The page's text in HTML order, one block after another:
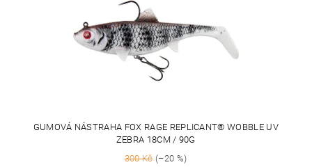
GUMOVÁ NÁSTRAHA FOX RAGE REPLICANT® WOBBLE UV
ZEBRA 18CM / 90G
300 Kč(–20 %)